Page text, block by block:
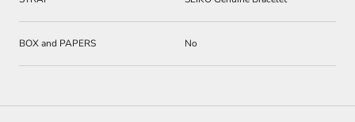
BOX and PAPERS No